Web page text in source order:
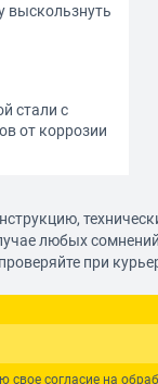
выскользнуть
стали с
от коррозии
любых
при
свое согласие на